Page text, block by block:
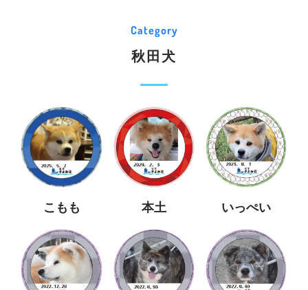
Category
秋田犬
こもも 本土 いっぺい